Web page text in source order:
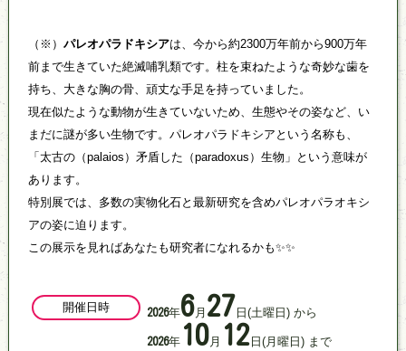
（※）パレオパラドキシアは、今から約2300万年前から900万年
前まで生きていた絶滅哺乳類です。柱を束ねたような奇妙な歯を
持ち、大きな胸の骨、頑丈な手足を持っていました。
現在似たような動物が生きていないため、生態やその姿など、い
まだに謎が多い生物です。パレオパラドキシアという名称も、
「太古の（palaios）矛盾した（paradoxus）生物」という意味が
あります。
特別展では、多数の実物化石と最新研究を含めパレオパラオキシ
アの姿に迫ります。
この展示を見ればあなたも研究者になれるかも✨✨
開催日時 2026年6月 27 日(土曜日) から
2026年 10月 12 日(月曜日) まで